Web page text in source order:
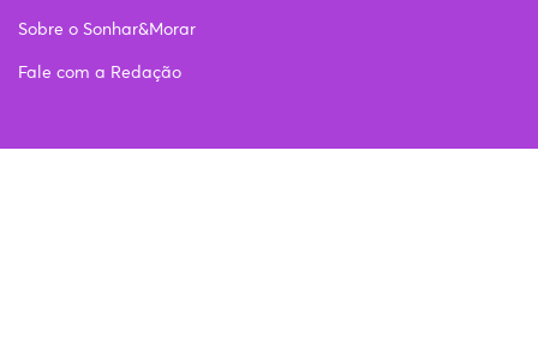
Sobre o Sonhar&Morar
Fale com a Redação